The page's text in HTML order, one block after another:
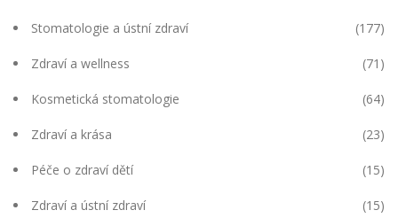
Stomatologie a ústní zdraví (177)
Zdraví a wellness (71)
Kosmetická stomatologie (64)
Zdraví a krása (23)
Péče o zdraví dětí (15)
Zdraví a ústní zdraví (15)